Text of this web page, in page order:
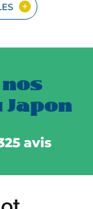
nos
avis